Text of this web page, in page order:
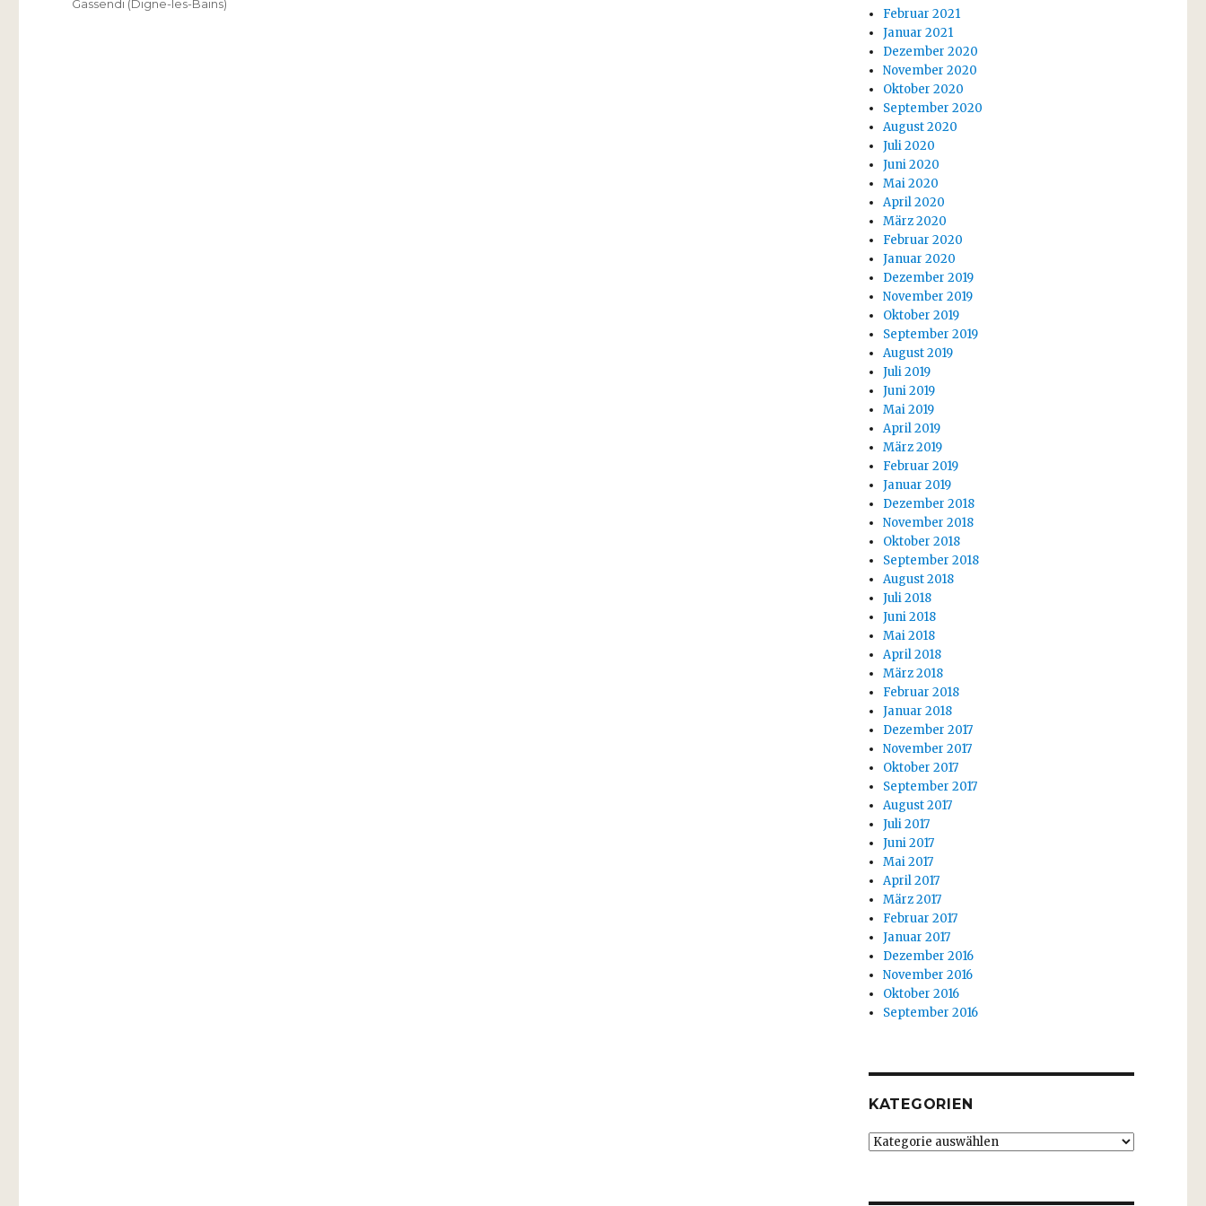
Gassendi (Digne-les-Bains)
Februar 2021
Januar 2021
Dezember 2020
November 2020
Oktober 2020
September 2020
August 2020
Juli 2020
Juni 2020
Mai 2020
April 2020
März 2020
Februar 2020
Januar 2020
Dezember 2019
November 2019
Oktober 2019
September 2019
August 2019
Juli 2019
Juni 2019
Mai 2019
April 2019
März 2019
Februar 2019
Januar 2019
Dezember 2018
November 2018
Oktober 2018
September 2018
August 2018
Juli 2018
Juni 2018
Mai 2018
April 2018
März 2018
Februar 2018
Januar 2018
Dezember 2017
November 2017
Oktober 2017
September 2017
August 2017
Juli 2017
Juni 2017
Mai 2017
April 2017
März 2017
Februar 2017
Januar 2017
Dezember 2016
November 2016
Oktober 2016
September 2016
KATEGORIEN
Kategorien